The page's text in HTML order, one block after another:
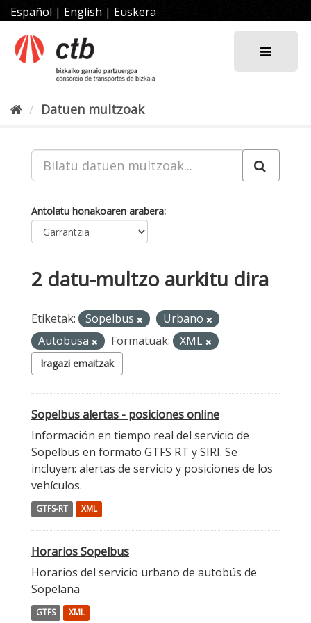
Joan
edukira
Español | English | Euskera
Datuen multzoak
Antolatu honakoaren arabera
2 datu-multzo aurkitu dira
Etiketak: Sopelbus
Urbano
Autobusa
Formatuak: XML
Iragazi emaitzak
Sopelbus alertas - posiciones online
Información en tiempo real del servicio de
Sopelbus en formato GTFS RT y SIRI. Se
incluyen: alertas de servicio y posiciones de los
vehículos.
GTFS-RT XML
Horarios Sopelbus
Horarios del servicio urbano de autobús de
Sopelana
GTFS XML